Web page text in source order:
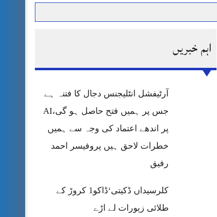
پر قربان
پریس کانفرنس
اہم خبریں
آرٹیفشل انٹلیجنس دجال کا فتنہ ہے
جس پر ہمیں فتح حاصل ہو گی،AI
پر اندھے اعتماد کی وجہ سے ہمیں
خطرات لاحق ہیں پروفیسر احمد
رفیق
کلرسیداں ڈکیتی‘ڈاکو1 کروڑ کے
طلائی زیورات لے اڑے